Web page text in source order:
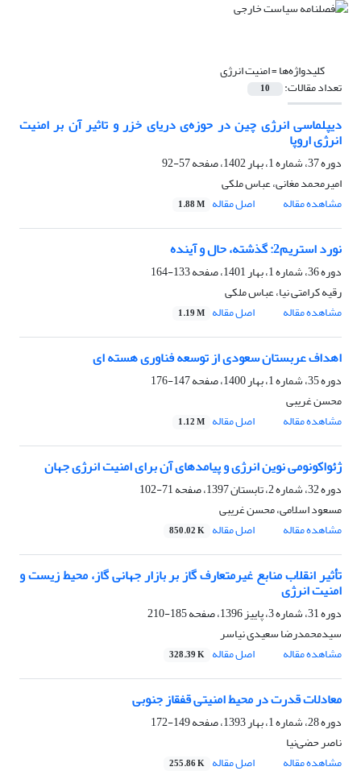
کلیدواژه‌ها =امنیت انرژی
تعداد مقالات: 10
دیپلماسی انرژی چین در حوزه‌ی دریای خزر و تاثیر آن بر امنیت
انرژی اروپا
دوره 37، شماره 1، بهار 1402، صفحه
57-92
امیرمحمد مغانی، عباس ملکی
مشاهده مقاله
اصل مقاله 1.88 M
نورد استریم2: گذشته، حال و آینده
دوره 36، شماره 1، بهار 1401، صفحه
133-164
رقیه کرامتی نیا، عباس ملکی
مشاهده مقاله
اصل مقاله 1.19 M
اهداف عربستان سعودی از توسعه فناوری هسته ای
دوره 35، شماره 1، بهار 1400، صفحه
147-176
محسن غریبی
مشاهده مقاله
اصل مقاله 1.12 M
ژئواکونومی نوین انرژی و پیامدهای آن برای امنیت انرژی جهان
دوره 32، شماره 2، تابستان 1397، صفحه
71-102
مسعود اسلامی، محسن غریبی
مشاهده مقاله
اصل مقاله 850.02 K
تأثیر انقلاب منابع غیرمتعارف گاز بر بازار جهانی گاز، محیط زیست و
امنیت انرژی
دوره 31، شماره 3، پاییز 1396، صفحه
185-210
سیدمحمدرضا سعیدی نیاسر
مشاهده مقاله
اصل مقاله 328.39 K
معادلات قدرت در محیط امنیتی قفقاز جنوبی
دوره 28، شماره 1، بهار 1393، صفحه
149-172
ناصر حضی‌نیا
مشاهده مقاله
اصل مقاله 255.86 K